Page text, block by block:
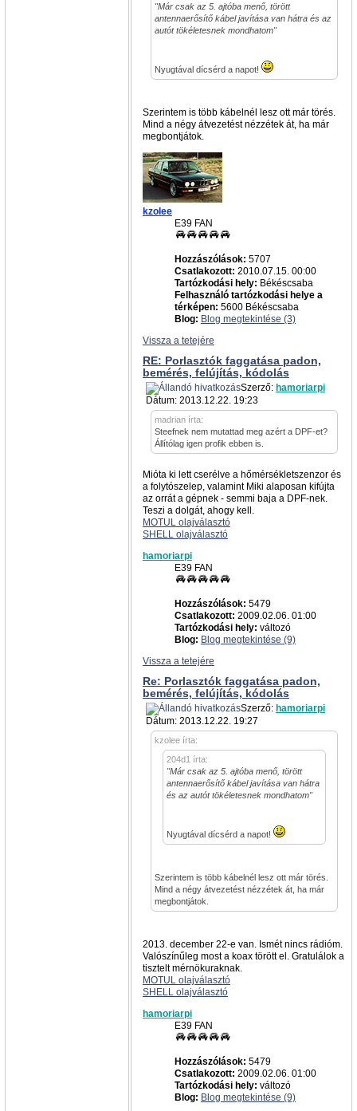
"Már csak az 5. ajtóba menő, törött
antennaerősítő kábel javítása van hátra és az
autót tökéletesnek mondhatom"
Nyugtával dícsérd a napot!
Szerintem is több kábelnél lesz ott már törés.
Mind a négy átvezetést nézzétek át, ha már
megbontjátok.
kzolee
E39 FAN
Hozzászólások: 5707
Csatlakozott: 2010.07.15. 00:00
Tartózkodási hely: Békéscsaba
Felhasználó tartózkodási helye a
térképen: 5600 Békéscsaba
Blog: Blog megtekintése (3)
Vissza a tetejére
RE: Porlasztók faggatása padon,
bemérés, felújítás, kódolás
Szerző: hamoriarpi
Dátum: 2013.12.22. 19:23
madrian írta:
Steefnek nem mutattad meg azért a DPF-et?
Állítólag igen profik ebben is.
Mióta ki lett cserélve a hőmérsékletszenzor és
a folytószelep, valamint Miki alaposan kifújta
az orrát a gépnek - semmi baja a DPF-nek.
Teszi a dolgát, ahogy kell.
MOTUL olajválasztó
SHELL olajválasztó
hamoriarpi
E39 FAN
Hozzászólások: 5479
Csatlakozott: 2009.02.06. 01:00
Tartózkodási hely: változó
Blog: Blog megtekintése (9)
Vissza a tetejére
Re: Porlasztók faggatása padon,
bemérés, felújítás, kódolás
Szerző: hamoriarpi
Dátum: 2013.12.22. 19:27
kzolee írta:
204d1 írta:
"Már csak az 5. ajtóba menő, törött
antennaerősítő kábel javítása van hátra
és az autót tökéletesnek mondhatom"
Nyugtával dícsérd a napot!
Szerintem is több kábelnél lesz ott már törés.
Mind a négy átvezetést nézzétek át, ha már
megbontjátok.
2013. december 22-e van. Ismét nincs rádióm.
Valószínűleg most a koax törött el. Gratulálok a
tisztelt mérnökuraknak.
MOTUL olajválasztó
SHELL olajválasztó
hamoriarpi
E39 FAN
Hozzászólások: 5479
Csatlakozott: 2009.02.06. 01:00
Tartózkodási hely: változó
Blog: Blog megtekintése (9)